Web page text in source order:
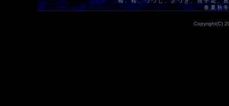
春夏秋
Copyright(C)